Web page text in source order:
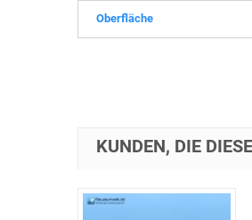
Oberfläche
KUNDEN, DIE